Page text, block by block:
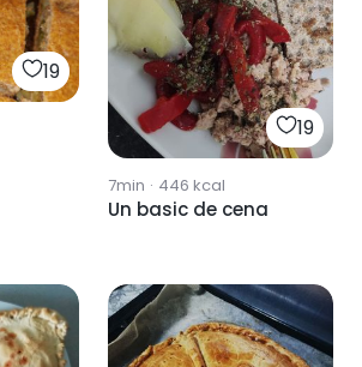
19
19
7min · 446 kcal
Un basic de cena